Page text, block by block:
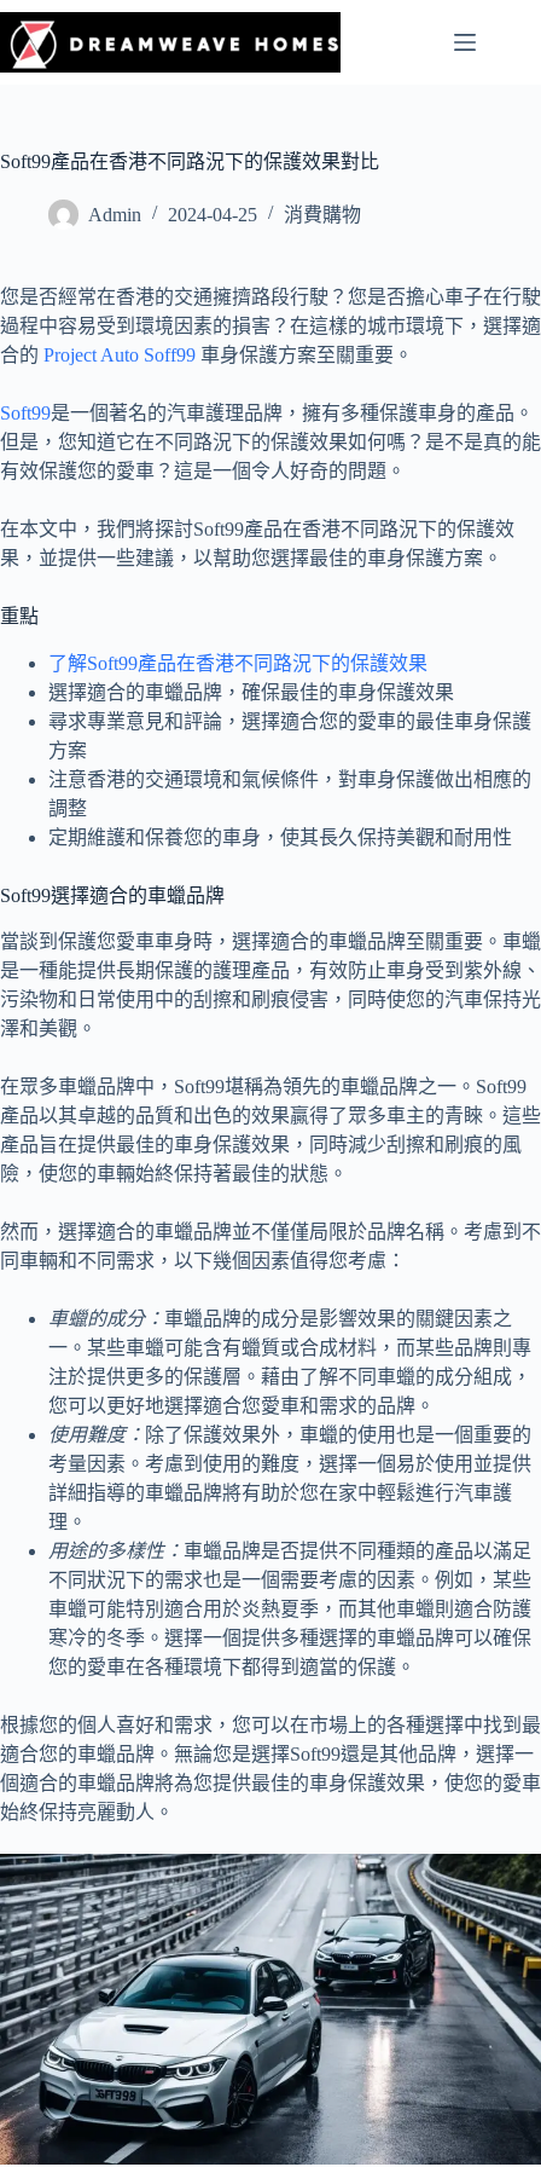
Soft99產品在香港不同路況下的保護效果對比
Admin 2024-04-25 消費購物
您是否經常在香港的交通擁擠路段行駛？您是否擔心車子在行駛
過程中容易受到環境因素的損害？在這樣的城市環境下，選擇適
合的 Project Auto Soff99 車身保護方案至關重要。
Soft99是一個著名的汽車護理品牌，擁有多種保護車身的產品。
但是，您知道它在不同路況下的保護效果如何嗎？是不是真的能
有效保護您的愛車？這是一個令人好奇的問題。
在本文中，我們將探討Soft99產品在香港不同路況下的保護效
果，並提供一些建議，以幫助您選擇最佳的車身保護方案。
重點
了解Soft99產品在香港不同路況下的保護效果
選擇適合的車蠟品牌，確保最佳的車身保護效果
尋求專業意見和評論，選擇適合您的愛車的最佳車身保護
方案
注意香港的交通環境和氣候條件，對車身保護做出相應的
調整
定期維護和保養您的車身，使其長久保持美觀和耐用性
Soft99選擇適合的車蠟品牌
當談到保護您愛車車身時，選擇適合的車蠟品牌至關重要。車蠟
是一種能提供長期保護的護理產品，有效防止車身受到紫外線、
污染物和日常使用中的刮擦和刷痕侵害，同時使您的汽車保持光
澤和美觀。
在眾多車蠟品牌中，Soft99堪稱為領先的車蠟品牌之一。Soft99
產品以其卓越的品質和出色的效果贏得了眾多車主的青睞。這些
產品旨在提供最佳的車身保護效果，同時減少刮擦和刷痕的風
險，使您的車輛始終保持著最佳的狀態。
然而，選擇適合的車蠟品牌並不僅僅局限於品牌名稱。考慮到不
同車輛和不同需求，以下幾個因素值得您考慮：
車蠟的成分： 車蠟品牌的成分是影響效果的關鍵因素之
一。某些車蠟可能含有蠟質或合成材料，而某些品牌則專
注於提供更多的保護層。藉由了解不同車蠟的成分組成，
您可以更好地選擇適合您愛車和需求的品牌。
使用難度： 除了保護效果外，車蠟的使用也是一個重要的
考量因素。考慮到使用的難度，選擇一個易於使用並提供
詳細指導的車蠟品牌將有助於您在家中輕鬆進行汽車護
理。
用途的多樣性： 車蠟品牌是否提供不同種類的產品以滿足
不同狀況下的需求也是一個需要考慮的因素。例如，某些
車蠟可能特別適合用於炎熱夏季，而其他車蠟則適合防護
寒冷的冬季。選擇一個提供多種選擇的車蠟品牌可以確保
您的愛車在各種環境下都得到適當的保護。
根據您的個人喜好和需求，您可以在市場上的各種選擇中找到最
適合您的車蠟品牌。無論您是選擇Soft99還是其他品牌，選擇一
個適合的車蠟品牌將為您提供最佳的車身保護效果，使您的愛車
始終保持亮麗動人。